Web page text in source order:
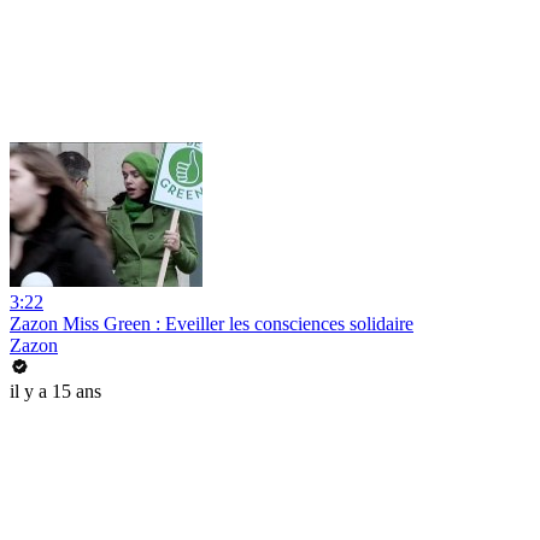
3:22
Zazon Miss Green : Eveiller les consciences solidaire
Zazon
il y a 15 ans